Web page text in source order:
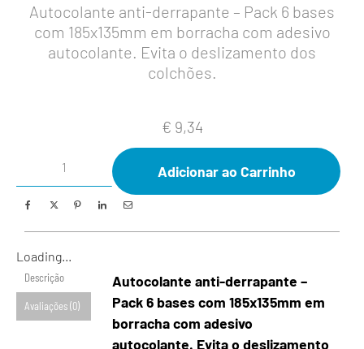
Autocolante anti-derrapante – Pack 6 bases
com 185x135mm em borracha com adesivo
autocolante. Evita o deslizamento dos
colchões.
€ 9,34
Adicionar ao Carrinho
Loading...
Descrição
Avaliações (0)
Autocolante anti-derrapante –
Pack 6 bases com 185x135mm em
borracha com adesivo
autocolante. Evita o deslizamento